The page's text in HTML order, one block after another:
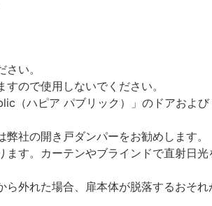
い。
ので使用しないでください。
ハピア パブリック）」のドアおよび
社の開き戸ダンパーをお勧めします。
す。カーテンやブラインドで直射日光
外れた場合、扉本体が脱落するおそれ